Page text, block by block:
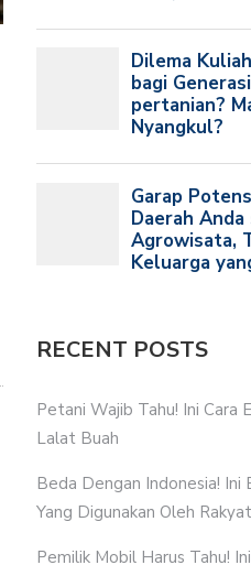
RECENT POSTS
Petani Wajib Tahu! Ini Cara
Lalat Buah
Beda Dengan Indonesia! Ini
Yang Digunakan Oleh
Pemilik Mobil Harus Tahu!